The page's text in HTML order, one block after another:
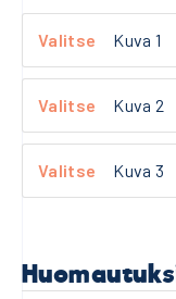
Kuva 1
Kuva 2
Kuva 3